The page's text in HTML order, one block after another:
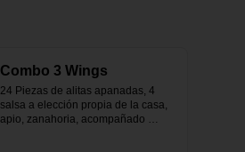
Combo 3 Wings
24 Piezas de alitas apanadas, 4
salsa a elección propia de la casa,
apio, zanahoria, acompañado